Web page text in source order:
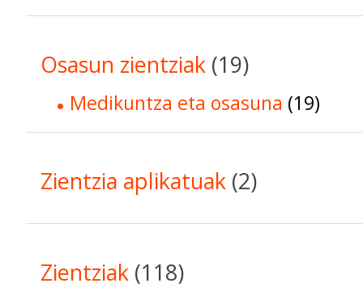
Osasun zientziak (19)
Medikuntza eta osasuna (19)
Zientzia aplikatuak (2)
Zientziak (118)